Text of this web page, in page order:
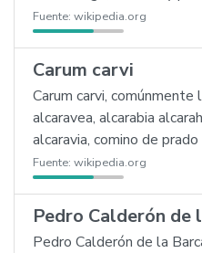
Fuente: wikipedia.org
Carum carvi
Carum carvi, comúnmente
alcaravea, alcarabia
alcaravia, comino de
Fuente: wikipedia.org
Pedro Calderón de
Pedro Calderón de la